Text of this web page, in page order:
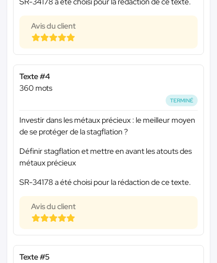
Avis du client
Texte #4
360 mots
TERMINÉ
Investir dans les métaux précieux : le meilleur moyen
de se protéger de la stagflation ?
Définir stagflation et mettre en avant les atouts des
métaux précieux
SR-34178 a été choisi pour la rédaction de ce texte.
Avis du client
Texte #5